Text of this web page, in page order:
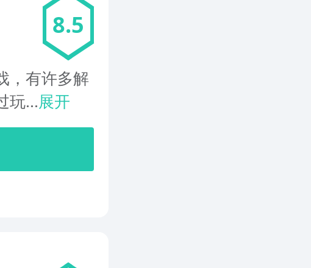
8.5
，有许多解
玩...展开